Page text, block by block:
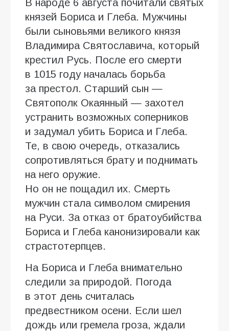
В народе 6 августа почитали святых
князей Бориса и Глеба. Мужчины
были сыновьями великого князя
Владимира Святославича, который
крестил Русь. После его смерти
в 1015 году началась борьба
за престол. Старший сын —
Святополк Окаянный — захотел
устранить возможных соперников
и задумал убить Бориса и Глеба.
Те, в свою очередь, отказались
сопротивляться брату и поднимать
на него оружие.
Но он не пощадил их. Смерть
мужчин стала символом смирения
на Руси. За отказ от братоубийства
Бориса и Глеба канонизировали как
страстотерпцев.
На Бориса и Глеба внимательно
следили за природой. Погода
в этот день считалась
предвестником осени. Если шел
дождь или гремела гроза, ждали